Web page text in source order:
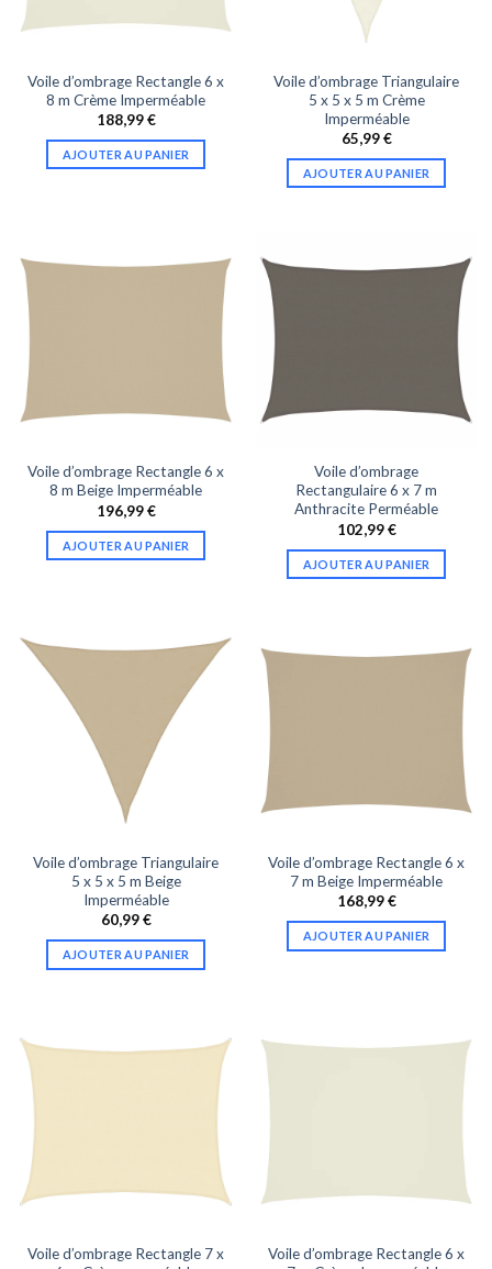
Voile d’ombrage Rectangle 6 x
8 m Crème Imperméable
188,99€
AJOUTER AU PANIER
Voile d’ombrage Triangulaire
5 x 5 x 5 m Crème
Imperméable
65,99€
AJOUTER AU PANIER
Voile d’ombrage Rectangle 6 x
8 m Beige Imperméable
196,99€
AJOUTER AU PANIER
Voile d’ombrage
Rectangulaire 6 x 7 m
Anthracite Perméable
102,99€
AJOUTER AU PANIER
Voile d’ombrage Triangulaire
5 x 5 x 5 m Beige
Imperméable
60,99€
AJOUTER AU PANIER
Voile d’ombrage Rectangle 6 x
7 m Beige Imperméable
168,99€
AJOUTER AU PANIER
Voile d’ombrage Rectangle 7 x
Voile d’ombrage Rectangle 6 x